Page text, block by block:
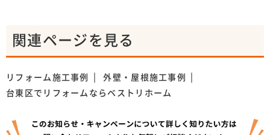
関連ページを見る
リフォーム施工事例
外壁・屋根施工事例
台東区でリフォームならベストリホーム